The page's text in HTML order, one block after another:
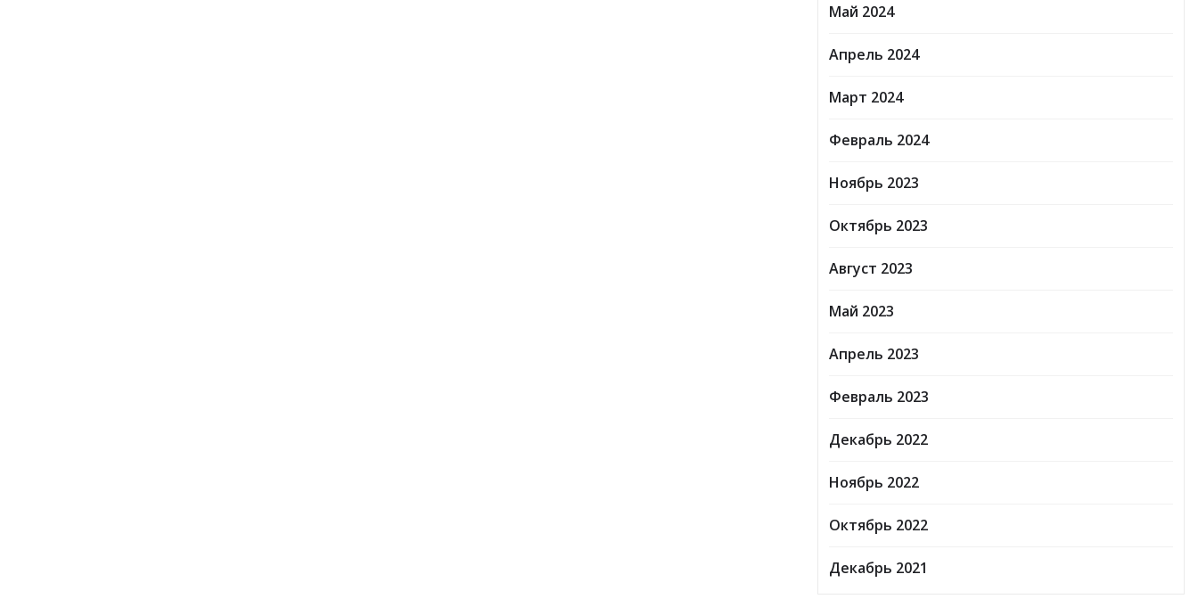
Май 2024
Апрель 2024
Март 2024
Февраль 2024
Ноябрь 2023
Октябрь 2023
Август 2023
Май 2023
Апрель 2023
Февраль 2023
Декабрь 2022
Ноябрь 2022
Октябрь 2022
Декабрь 2021